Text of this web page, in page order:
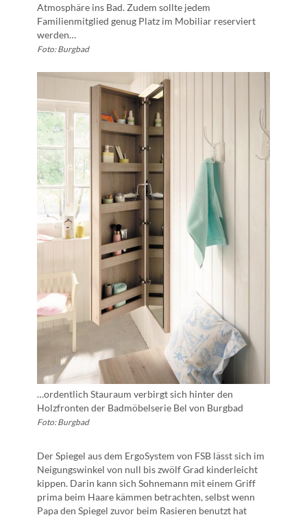
Atmosphäre ins Bad. Zudem sollte jedem
Familienmitglied genug Platz im Mobiliar reserviert
werden…
Foto: Burgbad
…ordentlich Stauraum verbirgt sich hinter den
Holzfronten der Badmöbelserie Bel von Burgbad
Foto: Burgbad
Der Spiegel aus dem ErgoSystem von FSB lässt sich im
Neigungswinkel von null bis zwölf Grad kinderleicht
kippen. Darin kann sich Sohnemann mit einem Griff
prima beim Haare kämmen betrachten, selbst wenn
Papa den Spiegel zuvor beim Rasieren benutzt hat